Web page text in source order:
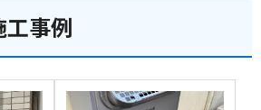
工事例